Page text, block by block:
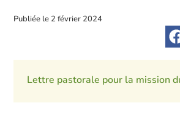
Publiée le 2 février 2024
Lettre pastorale pour la mission